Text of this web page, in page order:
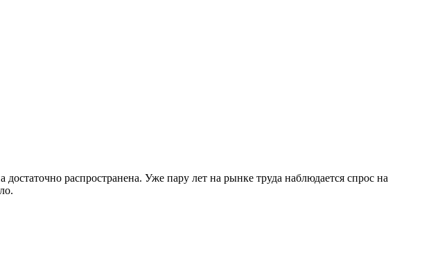
достаточно распространена. Уже пару лет на рынке труда наблюдается спрос на